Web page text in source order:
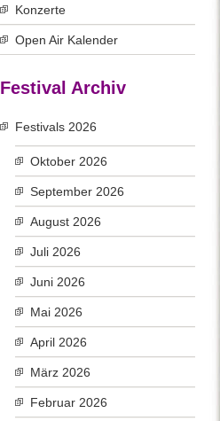
Konzerte
Open Air Kalender
Festival Archiv
Festivals 2026
Oktober 2026
September 2026
August 2026
Juli 2026
Juni 2026
Mai 2026
April 2026
März 2026
Februar 2026